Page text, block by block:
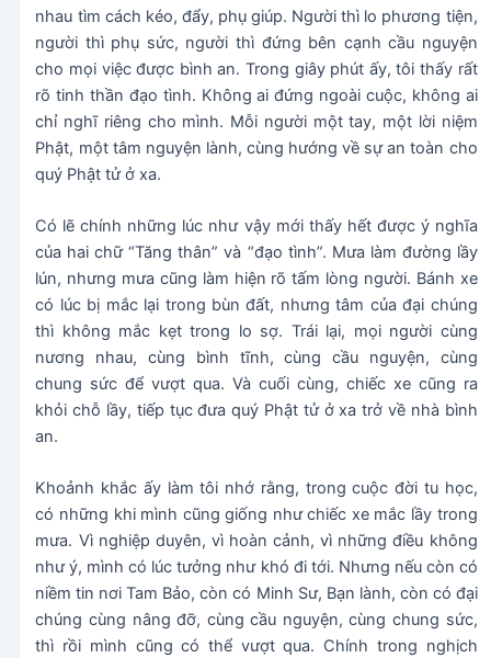
nhau tìm cách kéo, đẩy, phụ giúp. Người thì lo phương tiện,
người thì phụ sức, người thì đứng bên cạnh cầu nguyện
cho mọi việc được bình an. Trong giây phút ấy, tôi thấy rất
rõ tinh thần đạo tình. Không ai đứng ngoài cuộc, không ai
chỉ nghĩ riêng cho mình. Mỗi người một tay, một lời niệm
Phật, một tâm nguyện lành, cùng hướng về sự an toàn cho
quý Phật tử ở xa.
Có lẽ chính những lúc như vậy mới thấy hết được ý nghĩa
của hai chữ “Tăng thân” và “đạo tình”. Mưa làm đường lầy
lún, nhưng mưa cũng làm hiện rõ tấm lòng người. Bánh xe
có lúc bị mắc lại trong bùn đất, nhưng tâm của đại chúng
thì không mắc kẹt trong lo sợ. Trái lại, mọi người cùng
nương nhau, cùng bình tĩnh, cùng cầu nguyện, cùng
chung sức để vượt qua. Và cuối cùng, chiếc xe cũng ra
khỏi chỗ lầy, tiếp tục đưa quý Phật tử ở xa trở về nhà bình
an.
Khoảnh khắc ấy làm tôi nhớ rằng, trong cuộc đời tu học,
có những khi mình cũng giống như chiếc xe mắc lầy trong
mưa. Vì nghiệp duyên, vì hoàn cảnh, vì những điều không
như ý, mình có lúc tưởng như khó đi tới. Nhưng nếu còn có
niềm tin nơi Tam Bảo, còn có Minh Sư, Bạn lành, còn có đại
chúng cùng nâng đỡ, cùng cầu nguyện, cùng chung sức,
thì rồi mình cũng có thể vượt qua. Chính trong nghịch